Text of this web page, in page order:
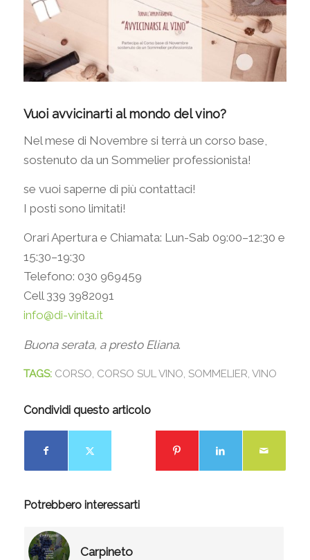
Vuoi avvicinarti al mondo del vino?
Nel mese di Novembre si terrà un corso base,
sostenuto da un Sommelier professionista!
se vuoi saperne di più contattaci!
I posti sono limitati!
Orari Apertura e Chiamata: Lun-Sab 09:00–12:30 e
15:30–19:30
Telefono: 030 969459
Cell 339 3982091
info@di-vinita.it
Buona serata, a presto Eliana.
TAGS: CORSO, CORSO SUL VINO, SOMMELIER, VINO
Condividi questo articolo
Potrebbero interessarti
Carpineto